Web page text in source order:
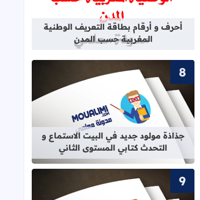
قراءة المزيد عن أحرف و أرقام
أحرف و أرقام بطاقة التعريف الوطنية
المغربية حسب المدن
قراءة المزيد عن جذاذة مولود جديد
جذاذة مولود جديد في البيت الاستماع و
التحدث كتابي المستوى الثاني